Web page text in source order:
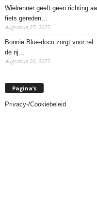
Wielrenner geeft geen richting
fiets gereden…
augustus 27, 2025
Bonnie Blue-docu zorgt voor
de rij…
augustus 26, 2025
Pagina’s
Privacy-/Cookiebeleid